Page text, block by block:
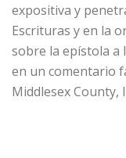
expositiva y
Escrituras y en la
sobre la epístola a
en un comentario
Middlesex County,